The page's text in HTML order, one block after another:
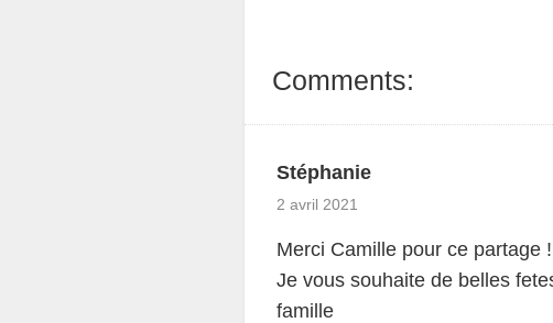
Comments:
Stéphanie
2 avril 2021
Merci Camille pour ce partage !
Je vous souhaite de belles
famille